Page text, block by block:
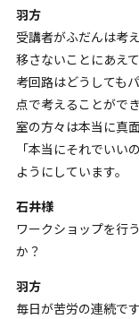
羽方
受講者がふだんは考
移さないことにあえ
考回路はどうしても
点で考えることがで
室の方々は本当に真
「本当にそれでいい
ようにしています。
石井様
ワークショップを行
か？
羽方
毎日が苦労の連続で